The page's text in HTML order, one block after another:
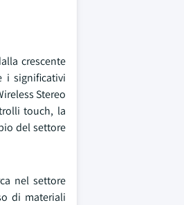
crescente
i significativi
Stereo
touch, la
del settore
nel settore
di materiali